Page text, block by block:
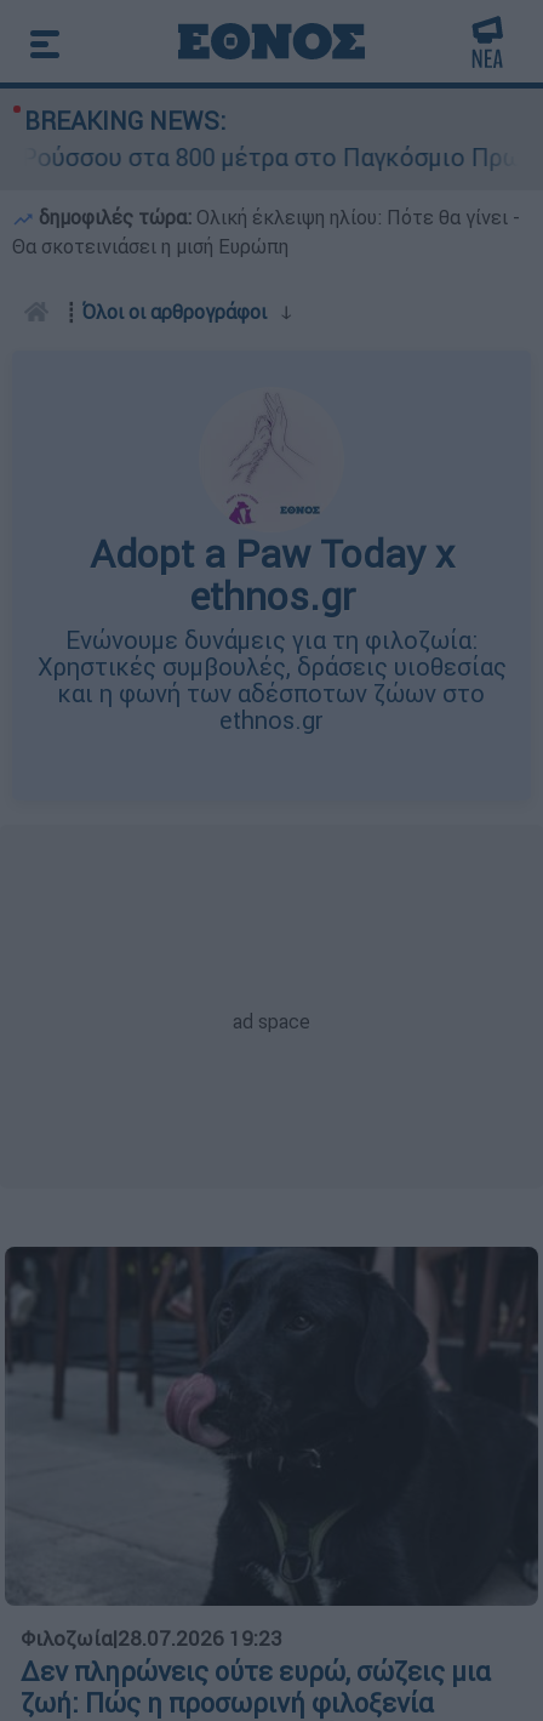
BREAKING NEWS:
στα 800 μέτρα στο Παγκόσμιο Πρωτάθλημα
δημοφιλές τώρα: Ολική έκλειψη ηλίου: Πότε θα γίνει -
Θα σκοτεινιάσει η μισή Ευρώπη
┋ Όλοι οι αρθρογράφοιↆ
Adopt a Paw Today x
ethnos.gr
Ενώνουμε δυνάμεις για τη φιλοζωία:
Χρηστικές συμβουλές, δράσεις υιοθεσίας
και η φωνή των αδέσποτων ζώων στο
ethnos.gr
Φιλοζωία|28.07.2026 19:23
Δεν πληρώνεις ούτε ευρώ, σώζεις μια
ζωή: Πώς η προσωρινή φιλοξενία